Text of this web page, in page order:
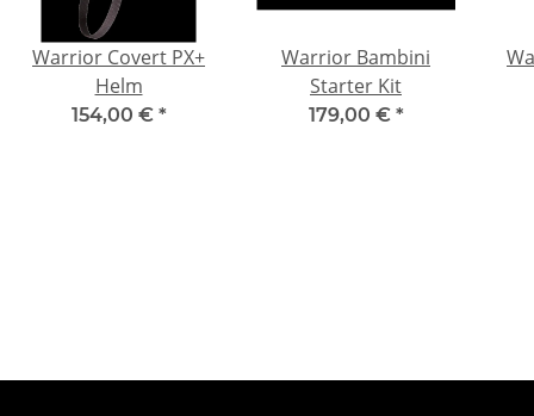
Warrior Covert PX+
Helm
154,00 € *
Warrior Bambini
Starter Kit
179,00 € *